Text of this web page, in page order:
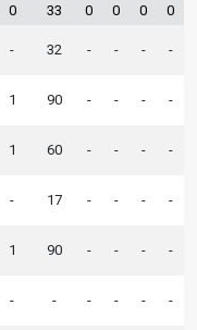
0 33 0 0 0 0
- 32 - - - -
1 90 - - - -
1 60 - - - -
- 17 - - - -
1 90 - - - -
- - - - - -